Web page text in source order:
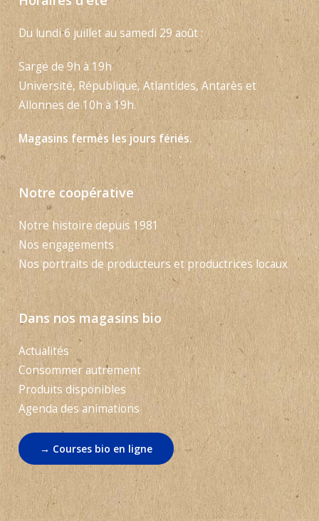
Du lundi 6 juillet au samedi 29 août :
Sargé de 9h à 19h
Université, République, Atlantides, Antarès et
Allonnes de 10h à 19h.
Magasins fermés les jours fériés.
Notre coopérative
Notre histoire depuis 1981
Nos engagements
Nos portraits de producteurs et productrices locaux
Dans nos magasins bio
Actualités
Consommer autrement
Produits disponibles
Agenda des animations
→ Courses bio en ligne